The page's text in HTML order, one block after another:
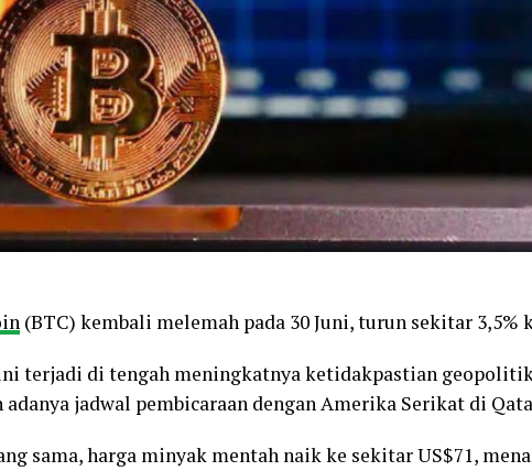
(BTC) kembali melemah pada 30 Juni, turun sekitar 3,5%
terjadi di tengah meningkatnya ketidakpastian
adanya jadwal pembicaraan dengan Amerika Serikat di
sama, harga minyak mentah naik ke sekitar US$71,